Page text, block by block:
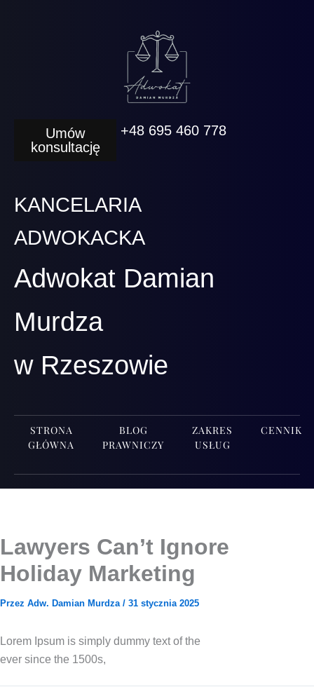
Umów
konsultację
+48 695 460 778
KANCELARIA
ADWOKACKA
Adwokat Damian
Murdza
w Rzeszowie
STRONA
GŁÓWNA
BLOG
PRAWNICZY
ZAKRES
USŁUG
CENNIK
Lawyers Can’t Ignore
Holiday Marketing
Przez Adw. Damian Murdza / 31 stycznia 2025
Lorem Ipsum is sim­ply dum­my text of the
ever sin­ce the 1500s,